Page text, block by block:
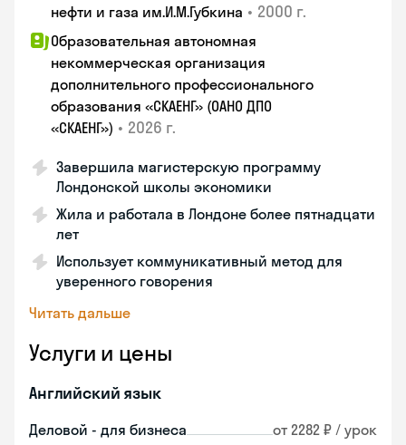
нефти и газа им.И.М.Губкина • 2000 г.
Образовательная автономная
некоммерческая организация
дополнительного профессионального
образования «СКАЕНГ» (ОАНО ДПО
«СКАЕНГ») • 2026 г.
Завершила магистерскую программу
Лондонской школы экономики
Жила и работала в Лондоне более пятнадцати
лет
Использует коммуникативный метод для
уверенного говорения
Читать дальше
Услуги и цены
Английский язык
Деловой - для бизнеса от 2282 ₽ / урок